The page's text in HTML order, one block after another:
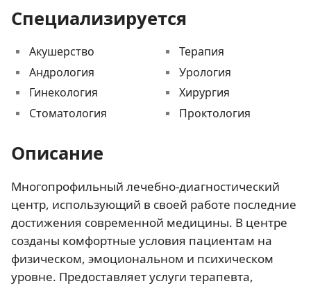
Специализируется
Акушерство
Андрология
Гинекология
Стоматология
Терапия
Урология
Хирургия
Проктология
Описание
Многопрофильный лечебно-диагностический
центр, использующий в своей работе последние
достижения современной медицины. В центре
созданы комфортные условия пациентам на
физическом, эмоциональном и психическом
уровне. Предоставляет услуги терапевта,